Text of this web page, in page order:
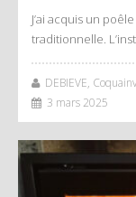
J’ai acquis un
traditionnelle.
DEBIEVE,
3 mars 2025